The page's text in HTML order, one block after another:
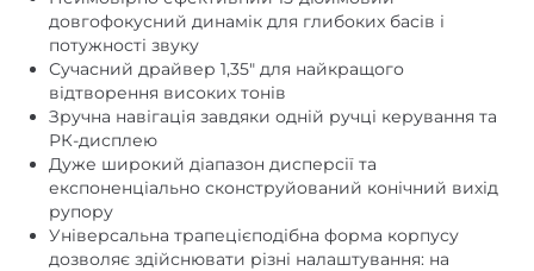
довгофокусний динамік для глибоких басів і
потужності звуку
Сучасний драйвер 1,35″ для найкращого
відтворення високих тонів
Зручна навігація завдяки одній ручці керування та
РК-дисплею
Дуже широкий діапазон дисперсії та
експоненціально сконструйований конічний вихід
рупору
Універсальна трапецієподібна форма корпусу
дозволяє здійснювати різні налаштування: на